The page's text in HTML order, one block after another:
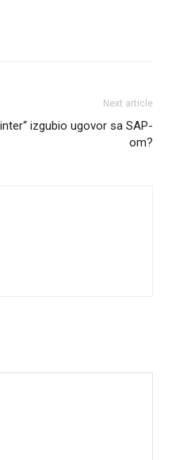
Next article
izgubio ugovor sa SAP-
om?